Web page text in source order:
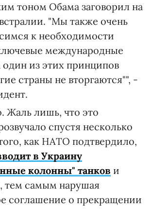
тоном Обама заговорил на
"Мы также очень
к необходимости
международные
из этих принципов
страны не вторгаются"", -
Жаль лишь, что это
спустя несколько
как НАТО подтвердило,
в Украину
колонны" танков и
тем самым нарушая
соглашение о прекращении